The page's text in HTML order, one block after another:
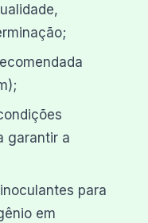
garantir a
para
em